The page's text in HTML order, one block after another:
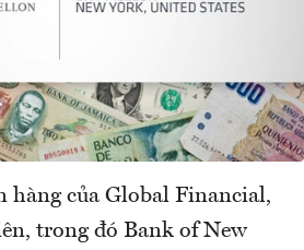
hàng của Global Financial,
trong đó Bank of New